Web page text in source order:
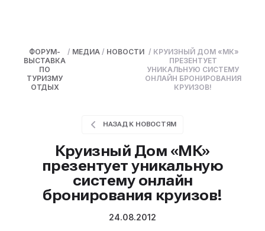
ФОРУМ-
ВЫСТАВКА
ПО
ТУРИЗМУ
ОТДЫХ
/ МЕДИА / НОВОСТИ / КРУИЗНЫЙ ДОМ «МК»
ПРЕЗЕНТУЕТ
УНИКАЛЬНУЮ СИСТЕМУ
ОНЛАЙН БРОНИРОВАНИЯ
КРУИЗОВ!
НАЗАД К НОВОСТЯМ
Круизный Дом «МК»
презентует уникальную
систему онлайн
бронирования круизов!
24.08.2012